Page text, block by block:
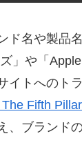
ド名や製品
」や「
イトへのト
Fifth
、ブランド